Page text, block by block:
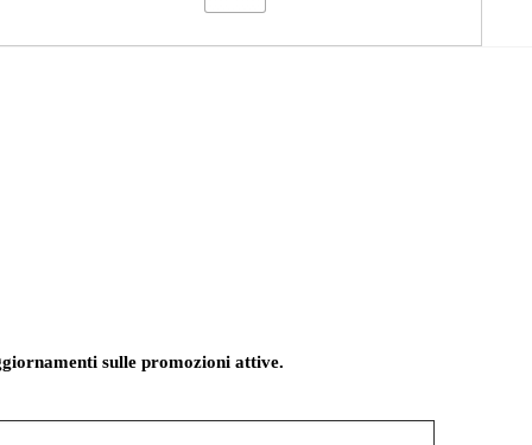
sulle promozioni attive.